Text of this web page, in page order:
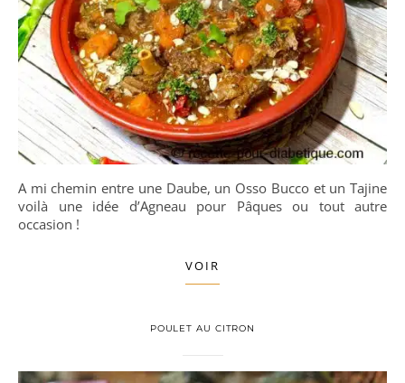
A mi chemin entre une Daube, un Osso Bucco et un Tajine
voilà une idée d’Agneau pour Pâques ou tout autre
occasion !
VOIR
POULET AU CITRON